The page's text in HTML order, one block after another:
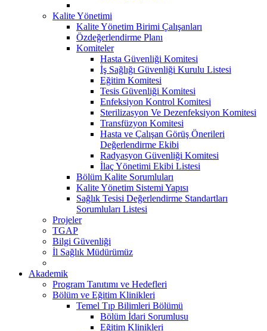
Kalite Yönetimi
Kalite Yönetim Birimi Çalışanları
Özdeğerlendirme Planı
Komiteler
Hasta Güvenliği Komitesi
İş Sağlığı Güvenliği Kurulu Listesi
Eğitim Komitesi
Tesis Güvenliği Komitesi
Enfeksiyon Kontrol Komitesi
Sterilizasyon Ve Dezenfeksiyon Komitesi
Transfüzyon Komitesi
Hasta ve Çalışan Görüş Önerileri
Değerlendirme Ekibi
Radyasyon Güvenliği Komitesi
İlaç Yönetimi Ekibi Listesi
Bölüm Kalite Sorumluları
Kalite Yönetim Sistemi Yapısı
Sağlık Tesisi Değerlendirme Standartları
Sorumluları Listesi
Projeler
TGAP
Bilgi Güvenliği
İl Sağlık Müdürümüz
Akademik
Program Tanıtımı ve Hedefleri
Bölüm ve Eğitim Klinikleri
Temel Tıp Bilimleri Bölümü
Bölüm İdari Sorumlusu
Eğitim Klinikleri